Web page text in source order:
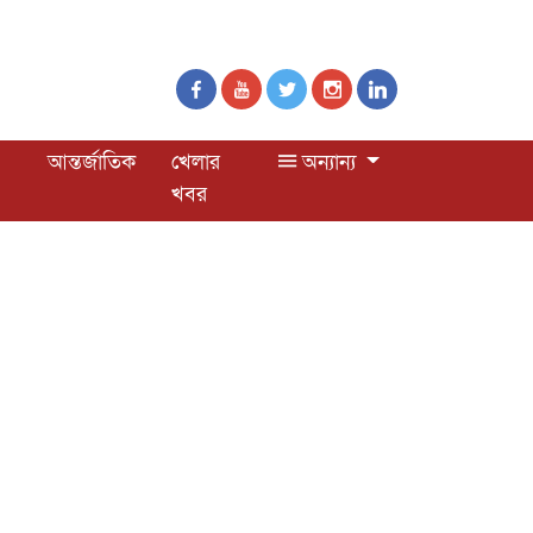
আন্তর্জাতিক
খেলার
খবর
অন্যান্য